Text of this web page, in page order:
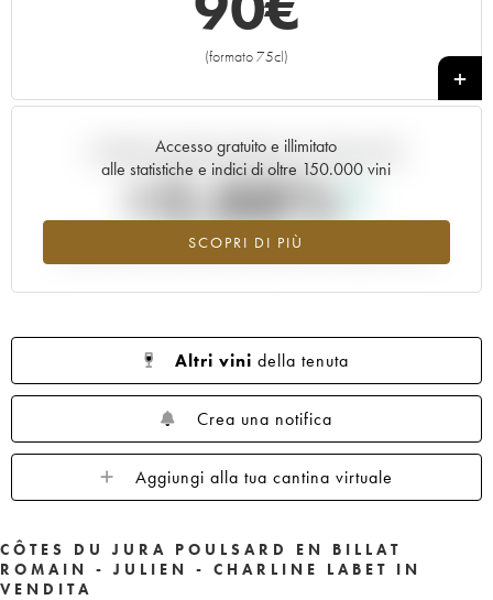
(formato 75cl)
+
Accesso gratuito e illimitato
alle statistiche e indici di oltre 150.000 vini
SCOPRI DI PIÙ
Andamento della quotazione in tempo reale
+2.88%
Valore in aumento per l'annata 2019 nel 2026 rispetto al 2025
Altri vini della tenuta
Crea una notifica
Aggiungi alla tua cantina virtuale
CÔTES DU JURA POULSARD EN BILLAT
ROMAIN - JULIEN - CHARLINE LABET IN
VENDITA